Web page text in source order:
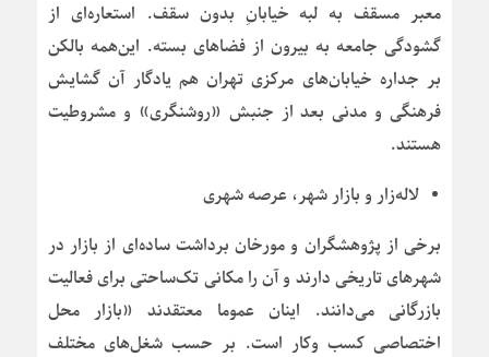
معبر مسقف به لبه خیابانِ بدون سقف. استعاره‌ای از
گشودگی جامعه به بیرون از فضاهای بسته. این‌همه بالکن
بر جداره خیابان‌های مرکزی تهران هم یادگار آن گشایش
فرهنگی و مدنی بعد از جنبش «روشنگری» و مشروطیت
هستند.
لاله‌زار و بازار شهر، عرصه شهری
برخی از پژوهشگران و مورخان برداشت ساده‌ای از بازار در
شهرهای تاریخی دارند و آن را مکانی تک‌ساحتی برای فعالیت
بازرگانی می‌دانند. اینان عموما معتقدند «بازار محل
اختصاصی کسب ‌وکار است. بر حسب شغل‌های مختلف